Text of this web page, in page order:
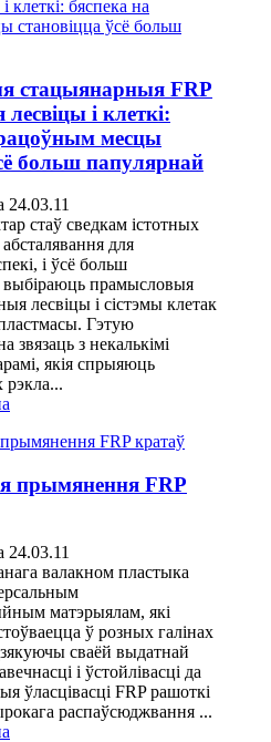
стацыянарныя FRP
і клеткі:
месцы
больш папулярнай
24.03.11
стаў сведкам істотных
для
і ўсё больш
прамысловыя
лесвіцы і сістэмы клетак
Гэтую
з некалькімі
якія спрыяюць
прымянення FRP
24.03.11
валакном пластыка
матэрыялам, які
ў розных галінах
сваёй выдатнай
і ўстойлівасці да
ўласцівасці FRP рашоткі
распаўсюджвання ...